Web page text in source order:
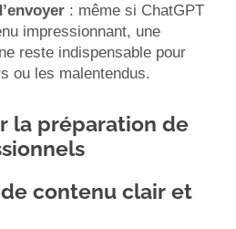
: même si ChatGPT
impressionnant, une
reste indispensable pour
ou les malentendus.
la préparation de
de contenu clair et